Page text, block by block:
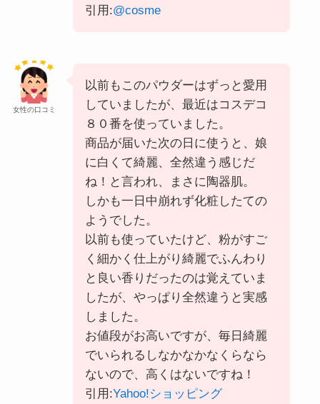
引用:@cosme
女性の口コミ
以前もこのパウダーはずっと愛用
していましたが、最近はコスデコ
８０番を使っていました。
商品が届いた次の日に使うと、娘
に白くて綺麗、全然違う感じだ
ね！と言われ、まさに陶器肌。
しかも一日中崩れず化粧したての
ようでした。
以前も使っていたけど、粉がすご
く細かく仕上がり綺麗でふんわり
と良い香りだったのは覚えていま
したが、やっぱり全然違うと実感
しました。
お値段がお高いですが、毎日綺麗
でいられるしなかなかなくらなら
ないので、高くはないですね！
引用:Yahoo!ショッピング